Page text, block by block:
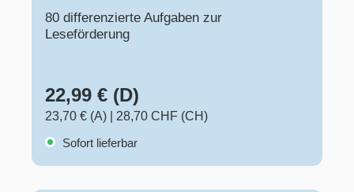
80 differenzierte Aufgaben zur
Leseförderung
22,99 € (D)
23,70 € (A)
28,70 CHF (CH)
Sofort lieferbar